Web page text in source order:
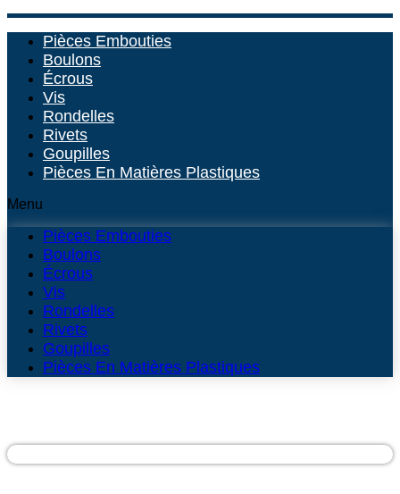
Pièces Embouties
Boulons
Écrous
Vis
Rondelles
Rivets
Goupilles
Pièces En Matières Plastiques
Menu
Pièces Embouties
Boulons
Écrous
Vis
Rondelles
Rivets
Goupilles
Pièces En Matières Plastiques